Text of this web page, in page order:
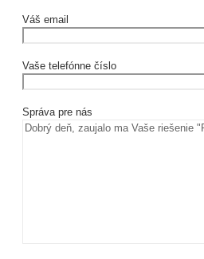
Váš email
Vaše telefónne číslo
Správa pre nás